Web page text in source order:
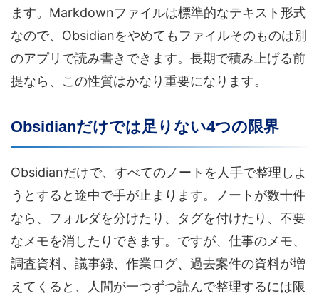
ます。Markdownファイルは標準的なテキスト形式
なので、Obsidianをやめてもファイルそのものは別
のアプリで読み書きできます。長期で積み上げる前
提なら、この性質はかなり重要になります。
Obsidianだけでは足りない4つの限界
Obsidianだけで、すべてのノートを人手で整理しよ
うとすると途中で手が止まります。ノートが数十件
なら、フォルダを分けたり、タグを付けたり、不要
なメモを消したりできます。ですが、仕事のメモ、
調査資料、議事録、作業ログ、過去案件の資料が増
えてくると、人間が一つずつ読んで整理するには限